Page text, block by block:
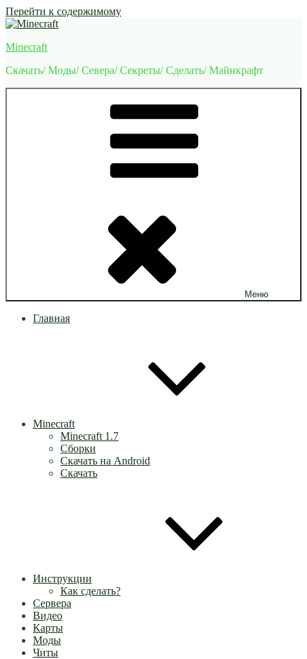
Перейти к содержимому
Minecraft
Скачать/ Моды/ Севера/ Секреты/ Сделать/ Майнкрафт
Меню
Главная
Minecraft
Minecraft 1.7
Сборки
Скачать на Android
Скачать
Инструкции
Как сделать?
Сервера
Видео
Карты
Моды
Читы